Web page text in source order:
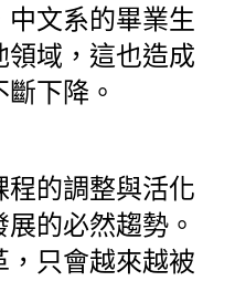
文系的畢業生
領域，這也造成
下降。
程的調整與活化
的必然趨勢。
，只會越來越被